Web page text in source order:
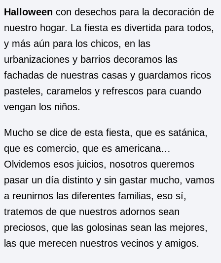
Halloween con desechos para la decoración de
nuestro hogar. La fiesta es divertida para todos,
y más aún para los chicos, en las
urbanizaciones y barrios decoramos las
fachadas de nuestras casas y guardamos ricos
pasteles, caramelos y refrescos para cuando
vengan los niños.
Mucho se dice de esta fiesta, que es satánica,
que es comercio, que es americana…
Olvidemos esos juicios, nosotros queremos
pasar un día distinto y sin gastar mucho, vamos
a reunirnos las diferentes familias, eso sí,
tratemos de que nuestros adornos sean
preciosos, que las golosinas sean las mejores,
las que merecen nuestros vecinos y amigos.